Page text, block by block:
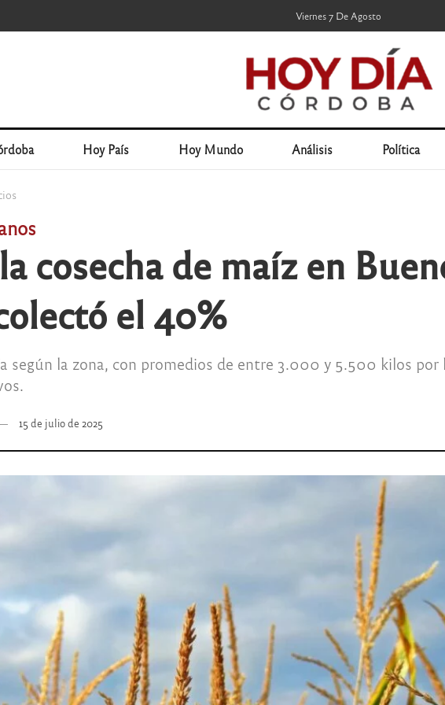
Viernes 7 De Agosto
Hoy País Hoy Mundo Análisis Política
cosecha de maíz en
el 40%
según la zona, con promedios de entre 3.000 y 5.500 kilos
15 de julio de 2025